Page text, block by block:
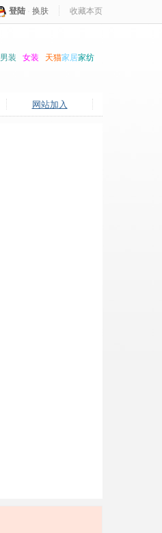
登陆 换肤 收藏本页
男装 女装 天猫家居家纺
网站加入